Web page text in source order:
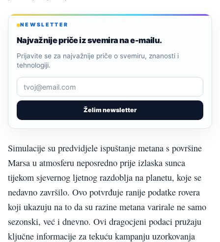
NEWSLETTER
Najvažnije priče iz svemira na e-mailu.
Želim newsletter
Prijavite se za najvažnije priče o svemiru, znanosti i
tehnologiji.
Simulacije su predvidjele ispuštanje metana s površine
Marsa u atmosferu neposredno prije izlaska sunca
tijekom sjevernog ljetnog razdoblja na planetu, koje se
nedavno završilo. Ovo potvrđuje ranije podatke rovera
koji ukazuju na to da su razine metana varirale ne samo
sezonski, već i dnevno. Ovi dragocjeni podaci pružaju
ključne informacije za tekuću kampanju uzorkovanja